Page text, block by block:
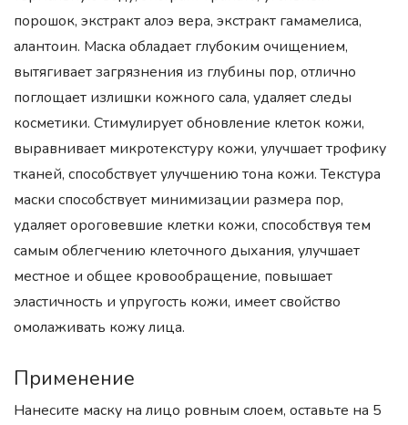
порошок, экстракт алоэ вера, экстракт гамамелиса,
алантоин. Маска обладает глубоким очищением,
вытягивает загрязнения из глубины пор, отлично
поглощает излишки кожного сала, удаляет следы
косметики. Стимулирует обновление клеток кожи,
выравнивает микротекстуру кожи, улучшает трофику
тканей, способствует улучшению тона кожи. Текстура
маски способствует минимизации размера пор,
удаляет ороговевшие клетки кожи, способствуя тем
самым облегчению клеточного дыхания, улучшает
местное и общее кровообращение, повышает
эластичность и упругость кожи, имеет свойство
омолаживать кожу лица.
Применение
Нанесите маску на лицо ровным слоем, оставьте на 5